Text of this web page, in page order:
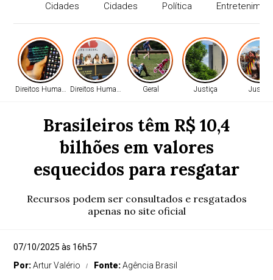
Cidades Cidades Política
Direitos HumanosDireitos Humanos Geral Justiça Justiça
Brasileiros têm R$ 10,4
bilhões em valores
esquecidos para resgatar
Recursos podem ser consultados e resgatados
apenas no site oficial
07/10/2025 às 16h57
Por:Artur Valério Fonte:Agência Brasil